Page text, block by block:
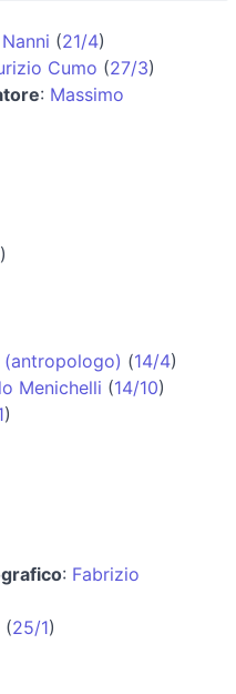
(21/4)
Cumo (27/3)
: Massimo
)
(antropologo) (14/4)
Menichelli (14/10)
)
: Fabrizio
(25/1)